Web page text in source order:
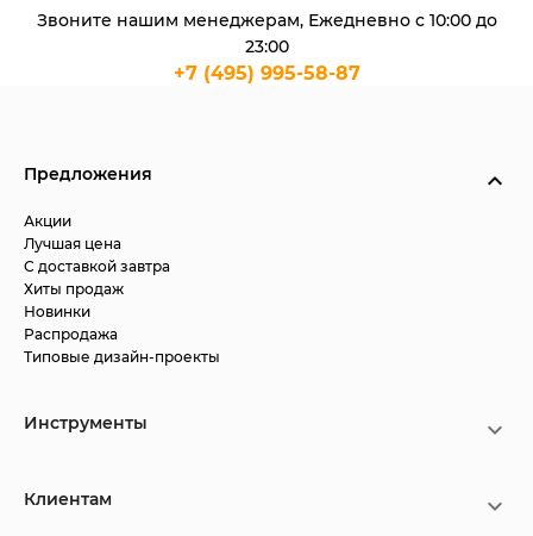
Звоните нашим менеджерам, Ежедневно с 10:00 до
23:00
+7 (495) 995-58-87
Предложения
Акции
Лучшая цена
С доставкой завтра
Хиты продаж
Новинки
Распродажа
Типовые дизайн-проекты
Инструменты
Клиентам